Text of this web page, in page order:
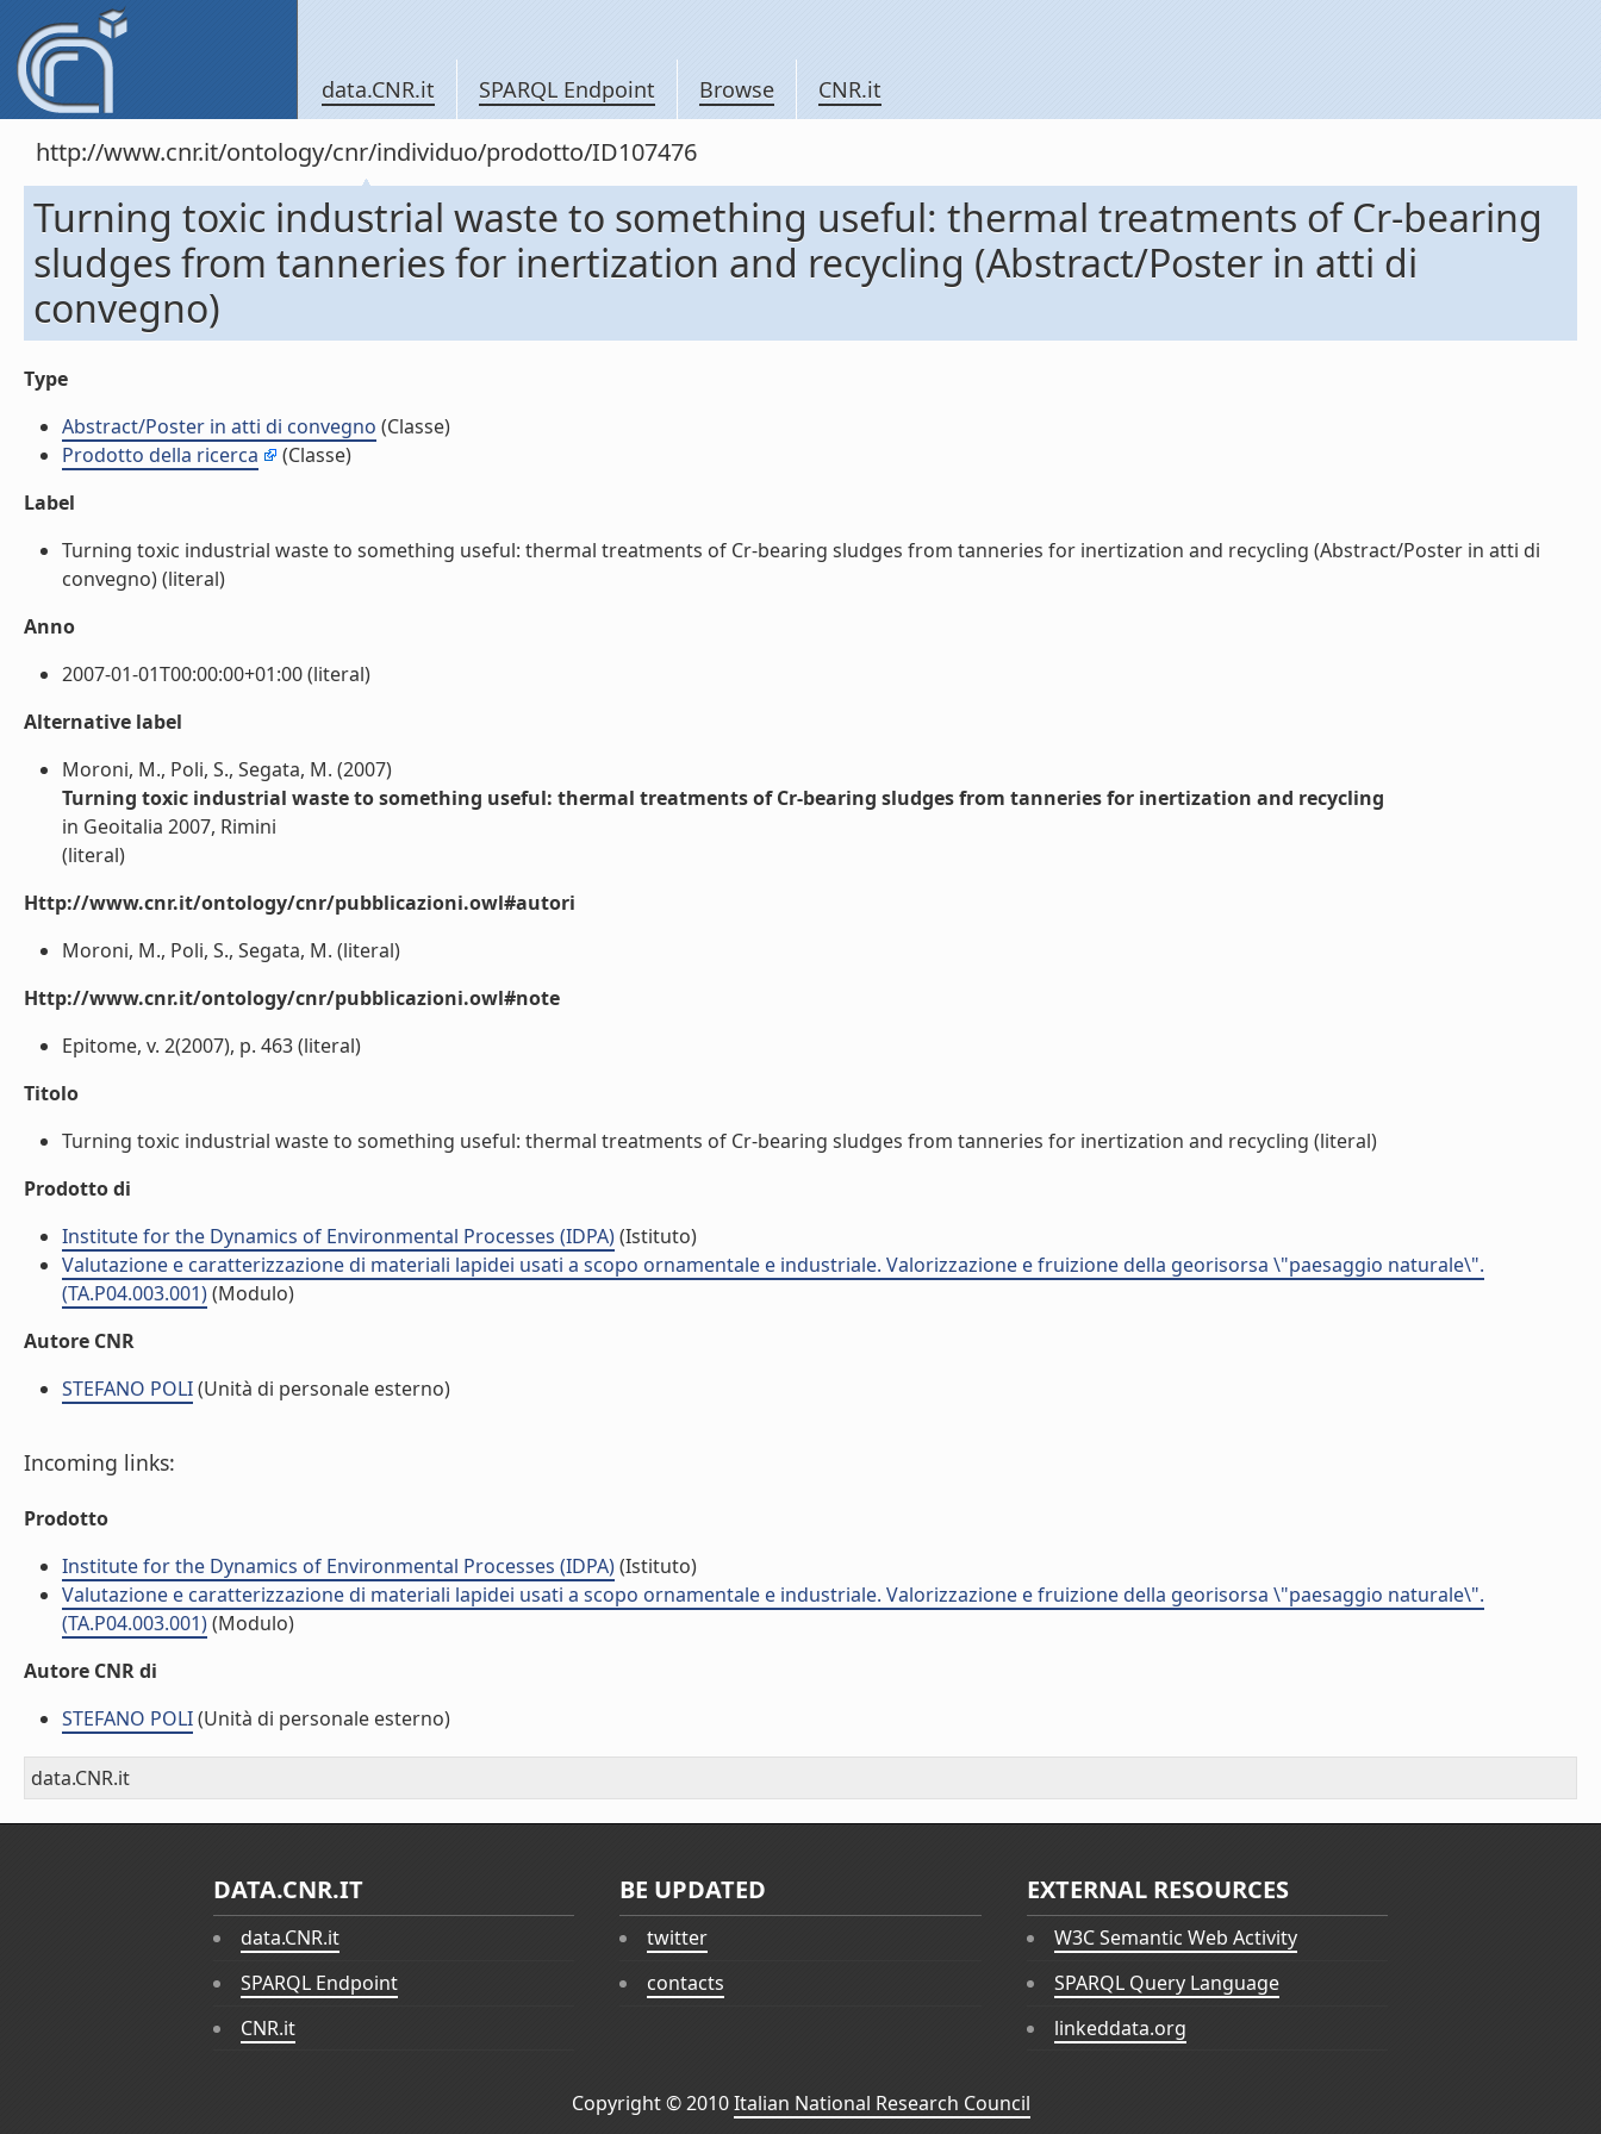
data.CNR.it SPARQL Endpoint Browse CNR.it
http://www.cnr.it/ontology/cnr/individuo/prodotto/ID107476
Turning toxic industrial waste to something useful: thermal treatments of Cr-bearing
sludges from tanneries for inertization and recycling (Abstract/Poster in atti di
convegno)
Type
Abstract/Poster in atti di convegno (Classe)
Prodotto della ricerca
(Classe)
Label
Turning toxic industrial waste to something useful: thermal treatments of Cr-bearing sludges from tanneries for inertization and recycling (Abstract/Poster in atti di
convegno) (literal)
Anno
2007-01-01T00:00:00+01:00 (literal)
Alternative label
Moroni, M., Poli, S., Segata, M. (2007)
Turning toxic industrial waste to something useful: thermal treatments of Cr-bearing sludges from tanneries for inertization and recycling
in Geoitalia 2007, Rimini
(literal)
Http://www.cnr.it/ontology/cnr/pubblicazioni.owl#autori
Moroni, M., Poli, S., Segata, M. (literal)
Http://www.cnr.it/ontology/cnr/pubblicazioni.owl#note
Epitome, v. 2(2007), p. 463 (literal)
Titolo
Turning toxic industrial waste to something useful: thermal treatments of Cr-bearing sludges from tanneries for inertization and recycling (literal)
Prodotto di
Institute for the Dynamics of Environmental Processes (IDPA)(Istituto)
Valutazione e caratterizzazione di materiali lapidei usati a scopo ornamentale e industriale. Valorizzazione e fruizione della georisorsa \"paesaggio naturale\".
(TA.P04.003.001)(Modulo)
Autore CNR
STEFANO POLI(Unità di personale esterno)
Incoming links:
Prodotto
Institute for the Dynamics of Environmental Processes (IDPA)(Istituto)
Valutazione e caratterizzazione di materiali lapidei usati a scopo ornamentale e industriale. Valorizzazione e fruizione della georisorsa \"paesaggio naturale\".
(TA.P04.003.001)(Modulo)
Autore CNR di
STEFANO POLI(Unità di personale esterno)
data.CNR.it
DATA.CNR.IT
data.CNR.it
SPARQL Endpoint
CNR.it
BE UPDATED
twitter
contacts
EXTERNAL RESOURCES
W3C Semantic Web Activity
SPARQL Query Language
linkeddata.org
Copyright © 2010Italian National Research Council